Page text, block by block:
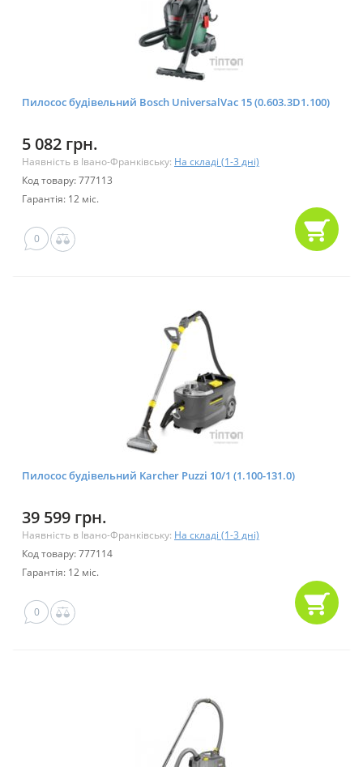
Пилосос будівельний Bosch UniversalVac 15 (0.603.3D1.100)
5 082 грн.
Наявність в Івано-Франківську: На складі (1-3 дні)
Код товару: 777113
Гарантія: 12 міс.
0
Пилосос будівельний Karcher Puzzi 10/1 (1.100-131.0)
39 599 грн.
Наявність в Івано-Франківську: На складі (1-3 дні)
Код товару: 777114
Гарантія: 12 міс.
0